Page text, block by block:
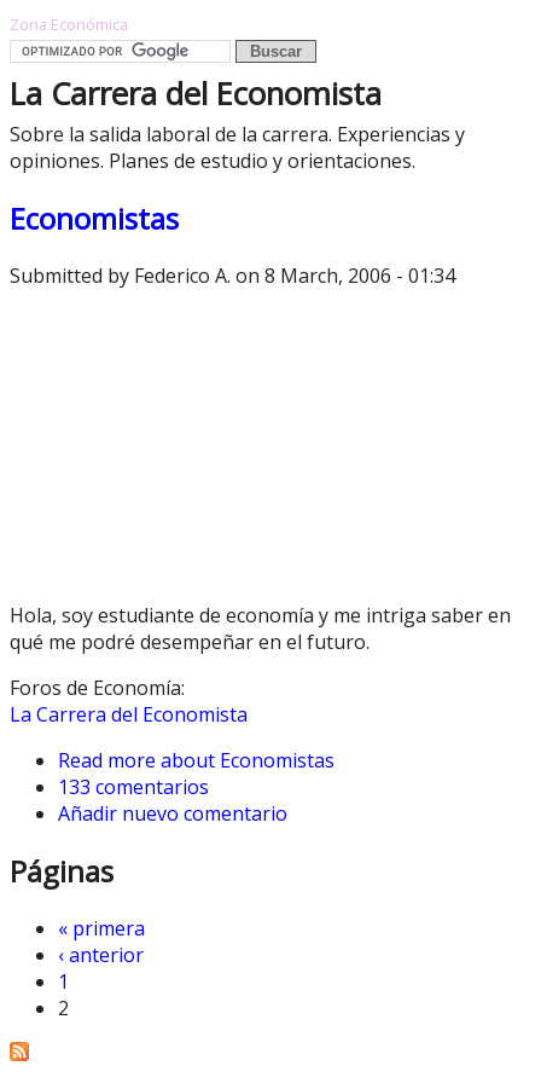
Zona Económica
La Carrera del Economista
Sobre la salida laboral de la carrera. Experiencias y
opiniones. Planes de estudio y orientaciones.
Economistas
Submitted by Federico A. on 8 March, 2006 - 01:34
Hola, soy estudiante de economía y me intriga saber en
qué me podré desempeñar en el futuro.
Foros de Economía:
La Carrera del Economista
Read more about Economistas
133 comentarios
Añadir nuevo comentario
Páginas
« primera
‹ anterior
1
2